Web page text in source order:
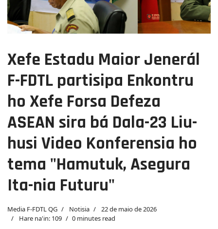
Xefe Estadu Maior Jenerál
F-FDTL partisipa Enkontru
ho Xefe Forsa Defeza
ASEAN sira bá Dala-23 Liu-
husi Video Konferensia ho
tema "Hamutuk, Asegura
Ita-nia Futuru"
Media F-FDTL QG Notisia
22 de maio de 2026
Hare na'in: 109
0 minutes read